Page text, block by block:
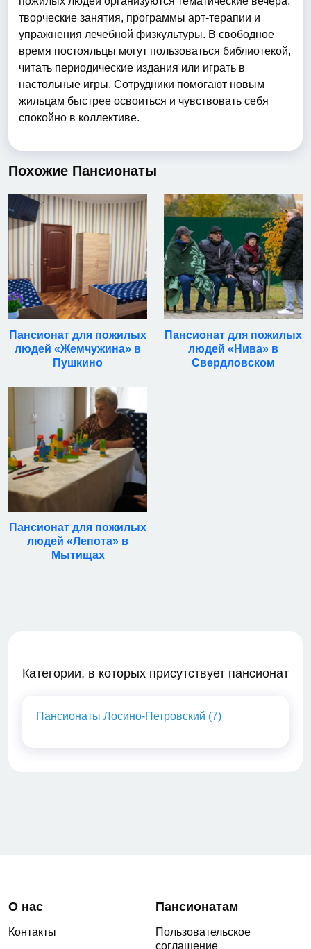
творческие занятия, программы арт-терапии и
упражнения лечебной физкультуры. В свободное
время постояльцы могут пользоваться библиотекой,
читать периодические издания или играть в
настольные игры. Сотрудники помогают новым
жильцам быстрее освоиться и чувствовать себя
спокойно в коллективе.
Похожие Пансионаты
Пансионат для пожилых
людей «Жемчужина» в
Пушкино
Пансионат для пожилых
людей «Нива» в
Свердловском
Пансионат для пожилых
людей «Лепота» в
Мытищах
Категории, в которых присутствует пансионат
Пансионаты Лосино-Петровский (7)
О нас
Контакты
Пансионатам
Пользовательское
соглашение